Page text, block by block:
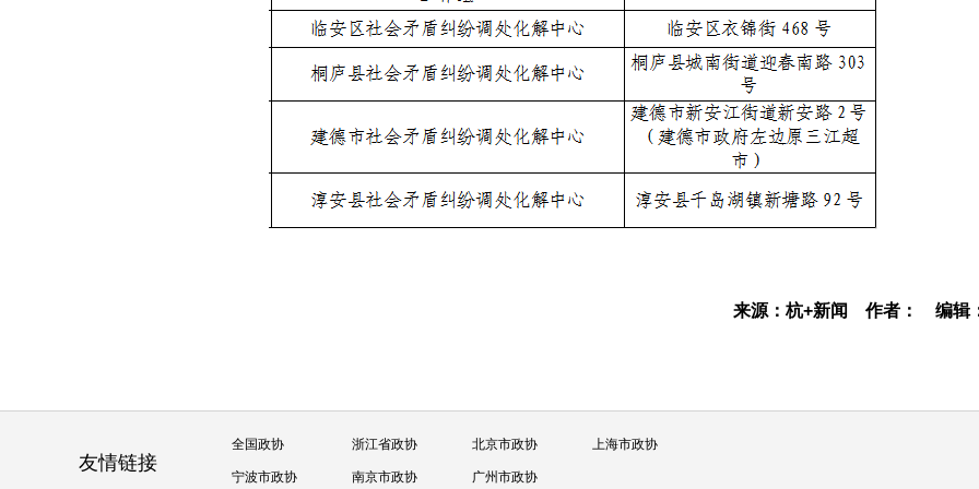
来源：杭+新闻 作者： 编辑
友情链接
全国政协 浙江省政协 北京市政协 上海市政协
宁波市政协 南京市政协 广州市政协